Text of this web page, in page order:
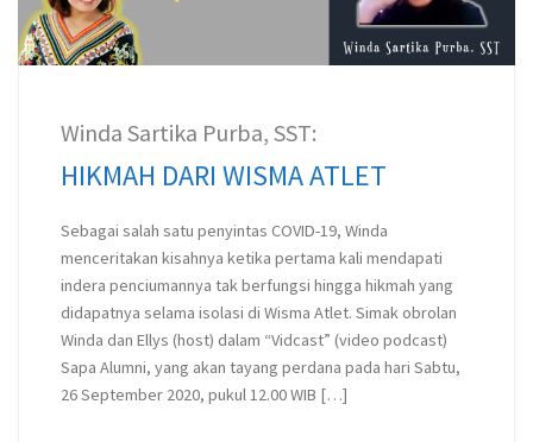
Winda Sartika Purba, SST:
HIKMAH DARI WISMA ATLET
Sebagai salah satu penyintas COVID-19, Winda
menceritakan kisahnya ketika pertama kali mendapati
indera penciumannya tak berfungsi hingga hikmah yang
didapatnya selama isolasi di Wisma Atlet. Simak obrolan
Winda dan Ellys (host) dalam “Vidcast” (video podcast)
Sapa Alumni, yang akan tayang perdana pada hari Sabtu,
26 September 2020, pukul 12.00 WIB […]